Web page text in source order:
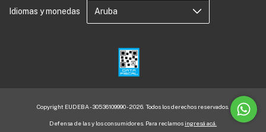
Idiomas y monedas
Copyright EUDEBA - 30536109990 - 2026. Todos los derechos reservados.
Defensa de las y los consumidores. Para reclamos ingresá acá.